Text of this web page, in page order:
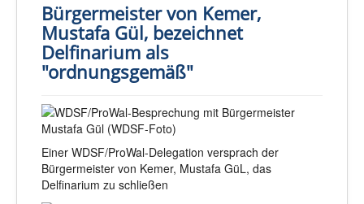
Bürgermeister von Kemer,
Mustafa Gül, bezeichnet
Delfinarium als
"ordnungsgemäß"
Einer WDSF/ProWal-Delegation versprach der
Bürgermeister von Kemer, Mustafa GüL, das
Delfinarium zu schließen